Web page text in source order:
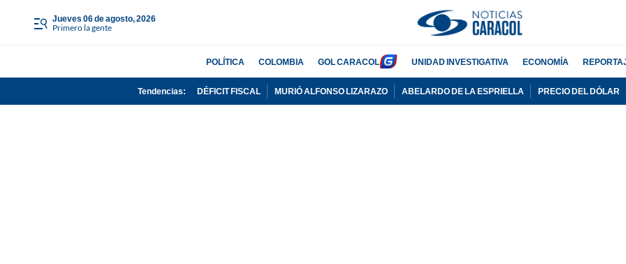
jueves 06 de agosto, 2026
Primero la gente
POLÍTICA COLOMBIA GOL CARACOL UNIDAD INVESTIGATIVA ECONOMÍA
Tendencias: DÉFICIT FISCAL MURIÓ ALFONSO LIZARAZO ABELARDO DE LA ESPRIELLA PRECIO DEL DÓLAR